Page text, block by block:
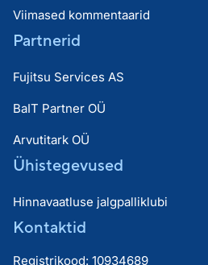
Viimased kommentaarid
Partnerid
Fujitsu Services AS
BaIT Partner OÜ
Arvutitark OÜ
Ühistegevused
Hinnavaatluse jalgpalliklubi
Kontaktid
Registrikood: 10934689